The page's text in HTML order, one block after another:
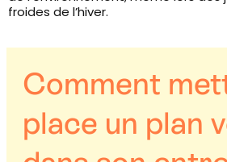
froides de l’hiver.
Comment
place un plan